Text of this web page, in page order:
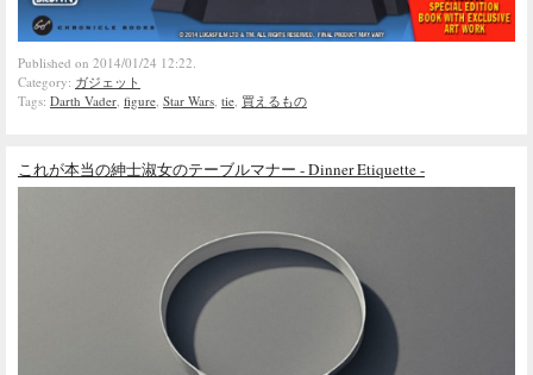
Published on 2014/01/24 12:22.
Category: ガジェット
Tags: Darth Vader figure Star Wars tie 買えるもの
これが本当の紳士淑女のテーブルマナー - Dinner Etiquette -